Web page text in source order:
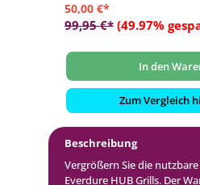
50,00 €*
99,95 €* (49.97%
In den
Zum Vergleich
Beschreibung
Vergrößern Sie die
Everdure HUB Grills. Der